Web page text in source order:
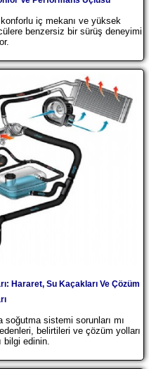
iç mekanı ve yüksek
benzersiz bir sürüş deneyimi
Hararet, Su Kaçakları Ve Çözüm
soğutma sistemi sorunları mı
belirtileri ve çözüm yolları
bilgi edinin.